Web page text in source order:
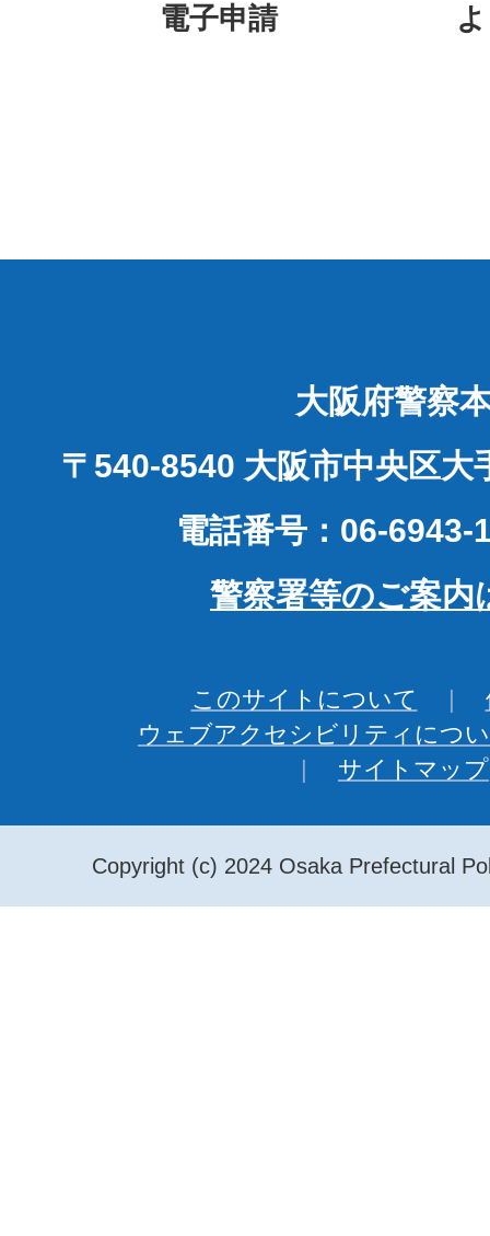
電子申請
大阪府警察
〒540-8540 大阪市中央区大
電話番号：06-6943-
警察署等のご案内
このサイトについて
ウェブアクセシビリティにつ
サイトマップ
Copyright (c) 2024 Osaka Prefectural